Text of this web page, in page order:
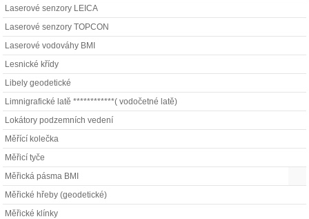
Laserové senzory LEICA
Laserové senzory TOPCON
Laserové vodováhy BMI
Lesnické křídy
Libely geodetické
Limnigrafické latě ************( vodočetné latě)
Lokátory podzemních vedení
Měřící kolečka
Měřicí tyče
Měřická pásma BMI
Měřické hřeby (geodetické)
Měřické klínky